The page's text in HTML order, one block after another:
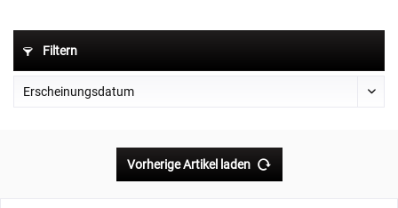
Filtern
Vorherige Artikel laden